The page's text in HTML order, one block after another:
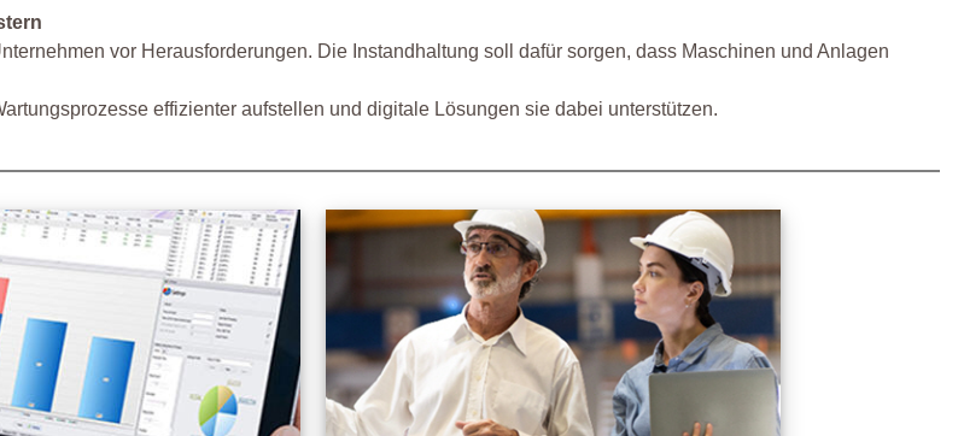
vor Herausforderungen. Die Instandhaltung soll dafür sorgen, dass Maschinen und Anlagen
effizienter aufstellen und digitale Lösungen sie dabei unterstützen.